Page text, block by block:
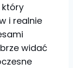
i realnie
widać